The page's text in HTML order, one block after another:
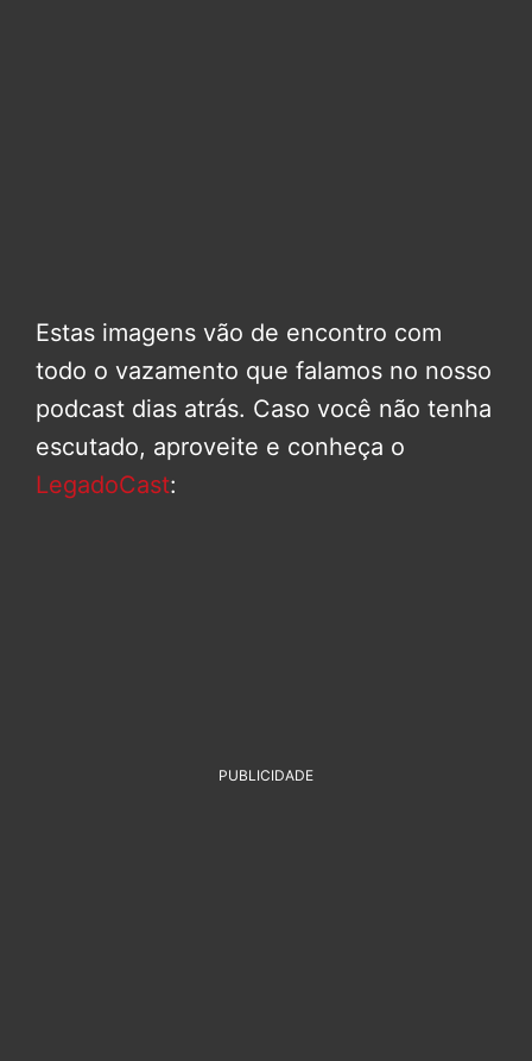
Estas imagens vão de encontro com
todo o vazamento que falamos no nosso
podcast dias atrás. Caso você não tenha
escutado, aproveite e conheça o
LegadoCast:
PUBLICIDADE